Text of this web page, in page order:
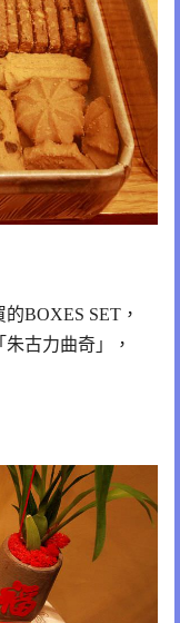
BOXES SET，
古力曲奇」，